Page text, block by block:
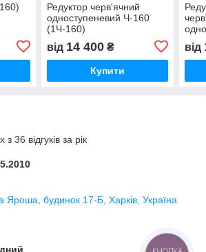
Редуктор черв'ячний
одноступеневий Ч-160
(1Ч-160)
від 14 400₴
Купити
від
36 відгуків за рік
Яроша, будинок 17-Б, Харків, Україна